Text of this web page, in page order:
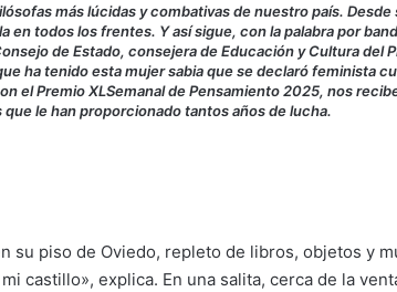
más lúcidas y combativas de nuestro país.
en todos los frentes. Y así sigue, con la palabra por
de Estado, consejera de Educación y Cultura del
ha tenido esta mujer sabia que se declaró feminista
el Premio XLSemanal de Pensamiento 2025, nos
le han proporcionado tantos años de lucha.
su piso de Oviedo, repleto de libros, objetos y
castillo», explica. En una salita, cerca de la